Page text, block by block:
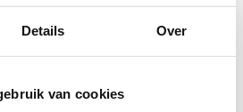
Details Over
van cookies